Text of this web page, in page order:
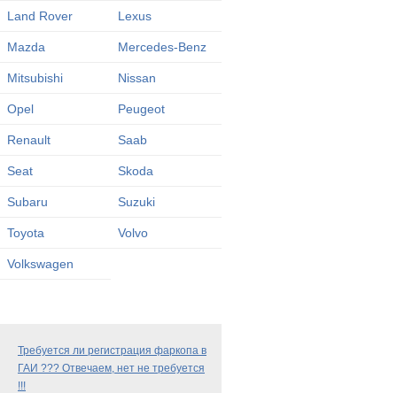
Land Rover Lexus
Mazda Mercedes-Benz
Mitsubishi Nissan
Opel Peugeot
Renault Saab
Seat Skoda
Subaru Suzuki
Toyota Volvo
Volkswagen
Требуется ли регистрация фаркопа в
ГАИ ??? Отвечаем, нет не требуется
!!!